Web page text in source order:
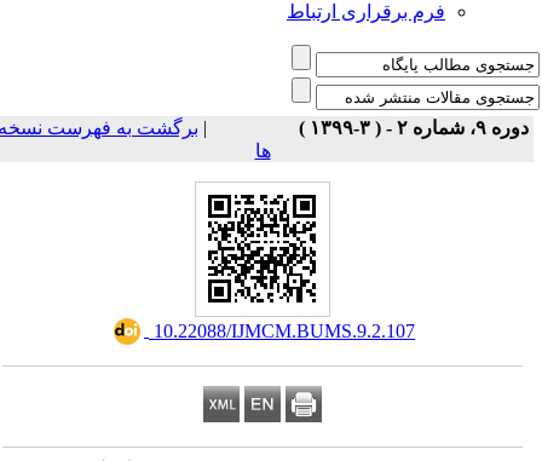
فرم برقراری ارتباط
دوره ۹، شماره ۲ - ( ۳-۱۳۹۹ )
برگشت به فهرست نسخه
ها
‎ 10.22088/IJMCM.BUMS.9.2.107